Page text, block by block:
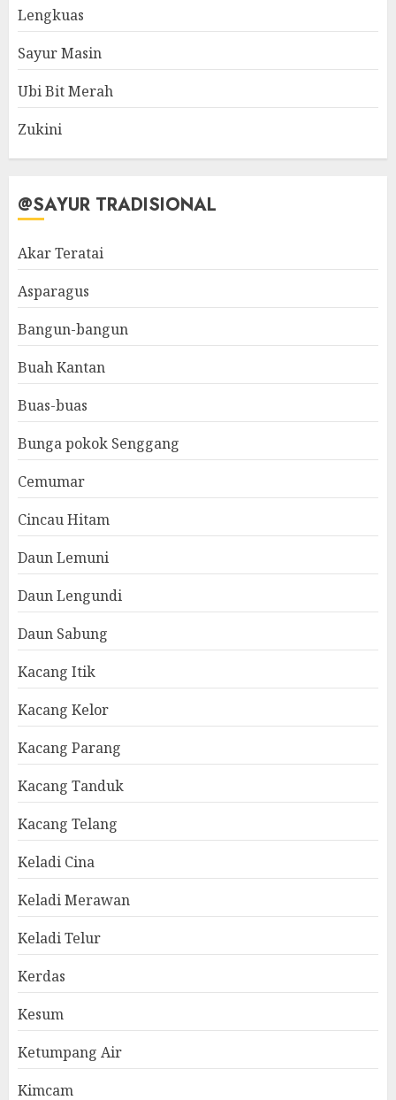
Lengkuas
Sayur Masin
Ubi Bit Merah
Zukini
@SAYUR TRADISIONAL
Akar Teratai
Asparagus
Bangun-bangun
Buah Kantan
Buas-buas
Bunga pokok Senggang
Cemumar
Cincau Hitam
Daun Lemuni
Daun Lengundi
Daun Sabung
Kacang Itik
Kacang Kelor
Kacang Parang
Kacang Tanduk
Kacang Telang
Keladi Cina
Keladi Merawan
Keladi Telur
Kerdas
Kesum
Ketumpang Air
Kimcam